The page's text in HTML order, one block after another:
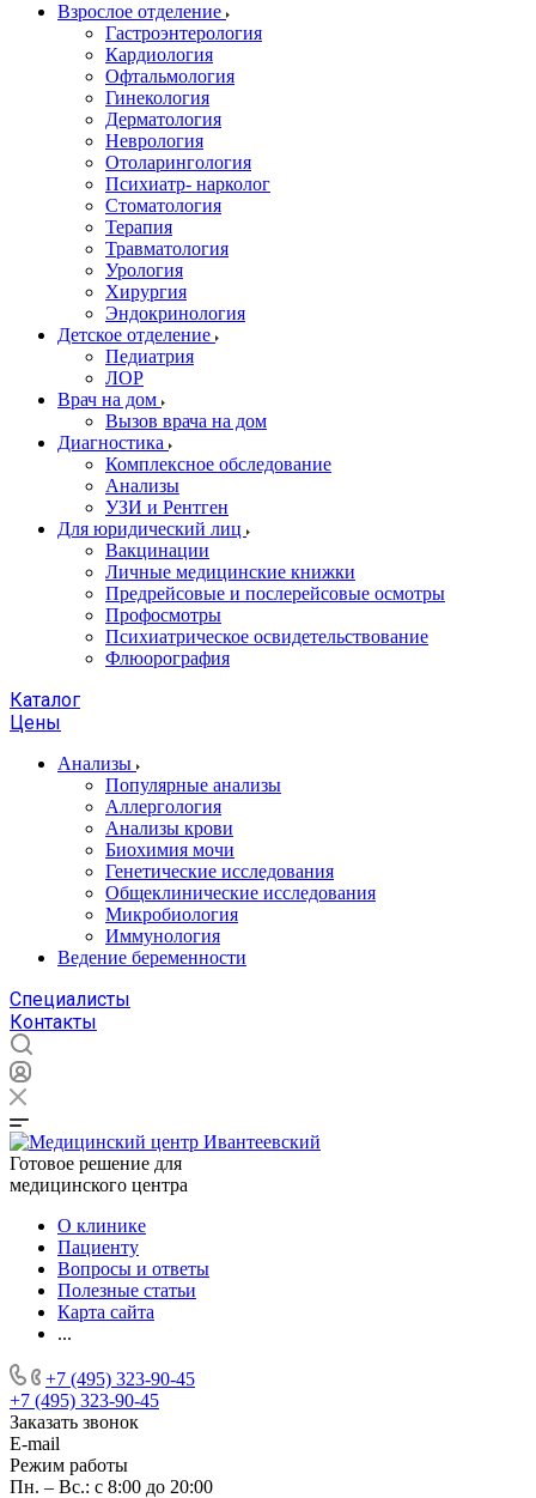
Взрослое отделение
Гастроэнтерология
Кардиология
Офтальмология
Гинекология
Дерматология
Неврология
Отоларингология
Психиатр- нарколог
Стоматология
Терапия
Травматология
Урология
Хирургия
Эндокринология
Детское отделение
Педиатрия
ЛОР
Врач на дом
Вызов врача на дом
Диагностика
Комплексное обследование
Анализы
УЗИ и Рентген
Для юридический лиц
Вакцинации
Личные медицинские книжки
Предрейсовые и послерейсовые осмотры
Профосмотры
Психиатрическое освидетельствование
Флюорография
Каталог
Цены
Анализы
Популярные анализы
Аллергология
Анализы крови
Биохимия мочи
Генетические исследования
Общеклинические исследования
Микробиология
Иммунология
Ведение беременности
Специалисты
Контакты
Готовое решение для
медицинского центра
О клинике
Пациенту
Вопросы и ответы
Полезные статьи
Карта сайта
...
+7 (495) 323-90-45
+7 (495) 323-90-45
Заказать звонок
E-mail
Режим работы
Пн. – Вс.: с 8:00 до 20:00